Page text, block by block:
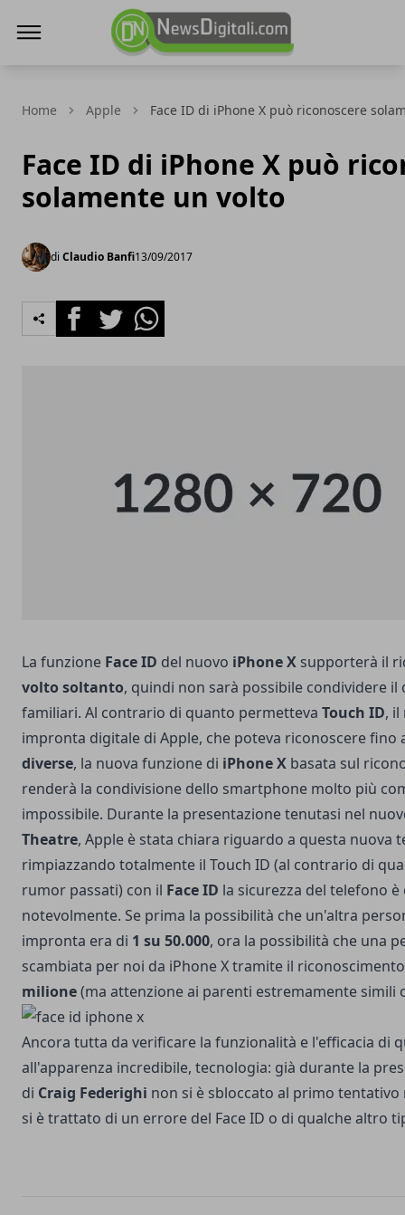
Home Apple Face ID di iPhone X può riconoscere
Face ID di iPhone X può
solamente un volto
di Claudio Banfi13/09/2017
FacebookTwitterWhatsapp
La funzione Face ID del nuovo iPhone X supporterà il
volto soltanto, quindi non sarà possibile condividere il
familiari. Al contrario di quanto permetteva Touch ID,
impronta digitale di Apple, che poteva riconoscere fino
diverse, la nuova funzione di iPhone X basata sul
renderà la condivisione dello smartphone molto più
impossibile. Durante la presentazione tenutasi nel
Theatre, Apple è stata chiara riguardo a questa nuova
rimpiazzando totalmente il Touch ID (al contrario di
rumor passati) con il Face ID la sicurezza del telefono
notevolmente. Se prima la possibilità che un'altra
impronta era di 1 su 50.000, ora la possibilità che una
scambiata per noi da iPhone X tramite il
milione(ma attenzione ai parenti estremamente simili
Ancora tutta da verificare la funzionalità e l'efficacia di
all'apparenza incredibile, tecnologia: già durante la
di Craig Federighi non si è sbloccato al primo tentativo
si è trattato di un errore del Face ID o di qualche altro